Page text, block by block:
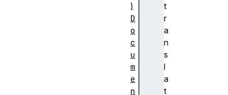
t
r
a
n
s
l
a
t
)
D
o
c
u
m
e
n